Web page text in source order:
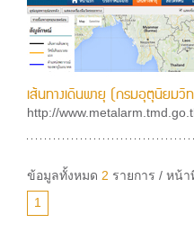
เส้นทางเดินพายุ (กรมอุตุนิยมวิ
http://
ข้อมูลทั้งหมด 2 รายการ / หน้า
1